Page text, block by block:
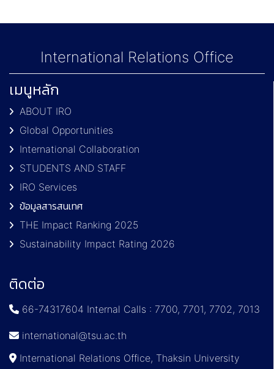
International Relations Office
เมนูหลัก
ABOUT IRO
Global Opportunities
International Collaboration
STUDENTS AND STAFF
IRO Services
ข้อมูลสารสนเทศ
THE Impact Ranking 2025
Sustainability Impact Rating 2026
ติดต่อ
66-74317604 Internal Calls : 7700, 7701, 7702, 7013
international@tsu.ac.th
International Relations Office, Thaksin University